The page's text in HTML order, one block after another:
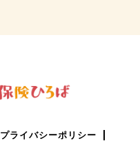
プライバシーポリシー